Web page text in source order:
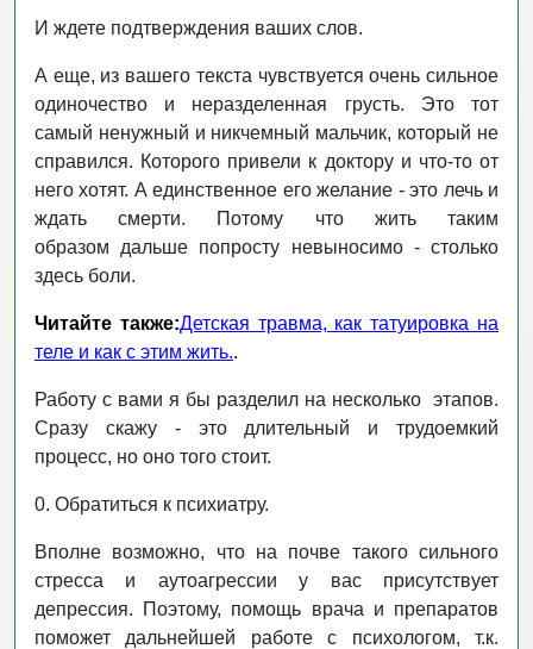
И ждете подтверждения ваших слов.
А еще, из вашего текста чувствуется очень сильное
одиночество и неразделенная грусть. Это тот
самый ненужный и никчемный мальчик, который не
справился. Которого привели к доктору и что-то от
него хотят. А единственное его желание - это лечь и
ждать смерти. Потому что жить таким
образом дальше попросту невыносимо - столько
здесь боли.
Читайте также:Детская травма, как татуировка на
теле и как с этим жить..
Работу с вами я бы разделил на несколько этапов.
Сразу скажу - это длительный и трудоемкий
процесс, но оно того стоит.
0. Обратиться к психиатру.
Вполне возможно, что на почве такого сильного
стресса и аутоагрессии у вас присутствует
депрессия. Поэтому, помощь врача и препаратов
поможет дальнейшей работе с психологом, т.к.